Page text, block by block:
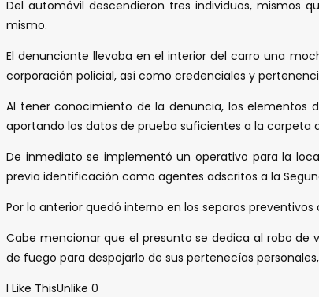
Del automóvil descendieron tres individuos, mismos
mismo.
El denunciante llevaba en el interior del carro una
corporación policial, así como credenciales y
Al tener conocimiento de la denuncia, los elementos
aportando los datos de prueba suficientes a la carpeta
De inmediato se implementó un operativo para la
previa identificación como agentes adscritos a la
Por lo anterior quedó interno en los separos
Cabe mencionar que el presunto se dedica al robo
de fuego para despojarlo de sus pertenecías
I Like ThisUnlike 0